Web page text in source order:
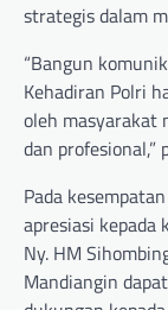
strategis dalam
“Bangun
Kehadiran Polri
oleh masyarakat
dan profesional,”
Pada
apresiasi kepada
Ny. HM
Mandiangin